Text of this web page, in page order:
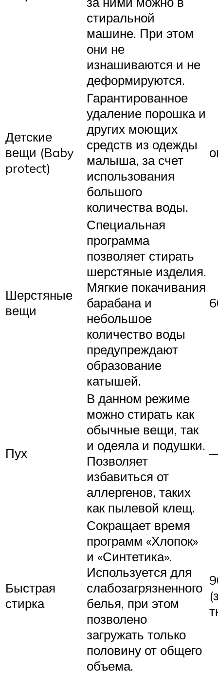
стиральной
машине. При этом
они не
изнашиваются и не
деформируются.
Детские
вещи (Baby
protect)
Гарантированное
удаление порошка и
других моющих
средств из одежды
малыша, за счет
использования
большого
количества воды.
Шерстяные
вещи
Специальная
программа
позволяет стирать
шерстяные изделия.
Мягкие покачивания
барабана и
небольшое
количество воды
предупреждают
образование
катышей.
Пух
В данном режиме
можно стирать как
обычные вещи, так
и одеяла и подушки.
Позволяет
избавиться от
аллергенов, таких
как пылевой клещ.
Быстрая
стирка
Сокращает время
программ «Хлопок»
и «Синтетика».
Используется для
слабозагрязненного
белья, при этом
позволено
загружать только
половину от общего
объема.